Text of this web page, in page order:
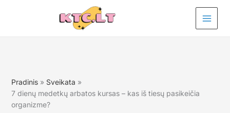
Pradinis
Sveikata
7 dienų medetkų arbatos kursas – kas iš tiesų pasikeičia
organizme?